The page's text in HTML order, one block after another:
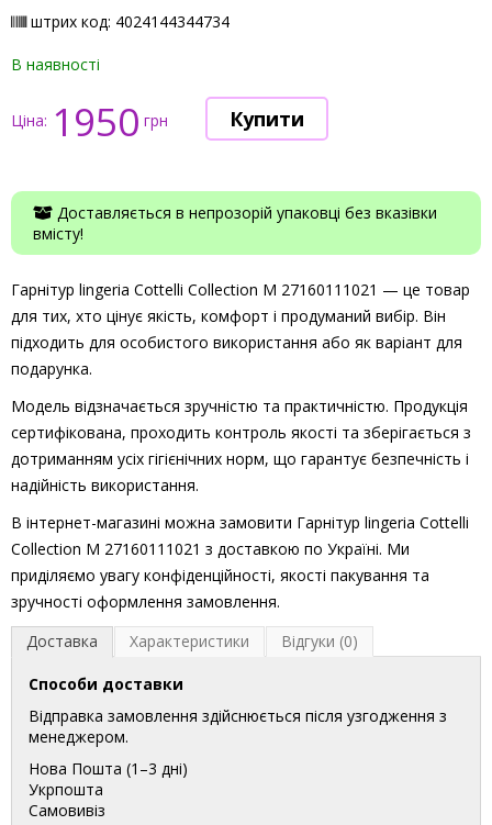
штрих код: 4024144344734
В наявності
Ціна: 1950 грн
Доставляється в непрозорій упаковці без вказівки
вмісту!
Гарнітур lingeria Cottelli Collection M 27160111021 — це товар
для тих, хто цінує якість, комфорт і продуманий вибір. Він
підходить для особистого використання або як варіант для
подарунка.
Модель відзначається зручністю та практичністю. Продукція
сертифікована, проходить контроль якості та зберігається з
дотриманням усіх гігієнічних норм, що гарантує безпечність і
надійність використання.
В інтернет-магазині можна замовити Гарнітур lingeria Cottelli
Collection M 27160111021 з доставкою по Україні. Ми
приділяємо увагу конфіденційності, якості пакування та
зручності оформлення замовлення.
Доставка
Характеристики Відгуки (0)
Способи доставки
Відправка замовлення здійснюється після узгодження з
менеджером.
Нова Пошта (1–3 дні)
Укрпошта
Самовивіз